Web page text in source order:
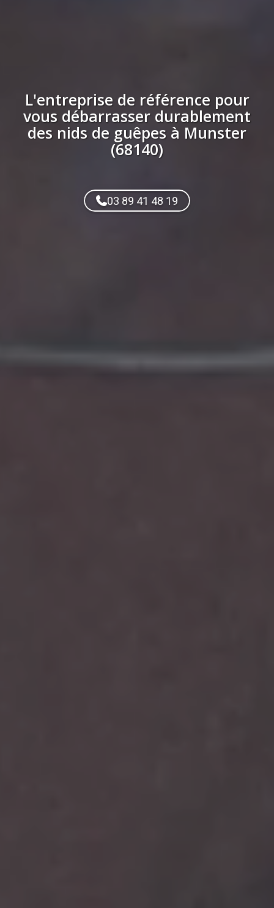
L'entreprise de référence pour
vous débarrasser durablement
des nids de guêpes à Munster
(68140)
03 89 41 48 19